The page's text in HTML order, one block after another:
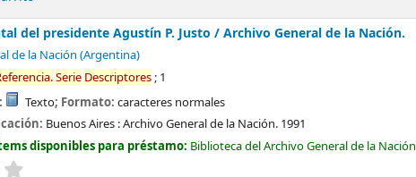
del presidente Agustín P. Justo /Archivo General de la Nación.
de la Nación (Argentina)
Serie Descriptores; 1
Texto; Formato: caracteres normales
Buenos Aires :Archivo General de la Nación. 1991
disponibles para préstamo: Biblioteca del Archivo General de la Nación